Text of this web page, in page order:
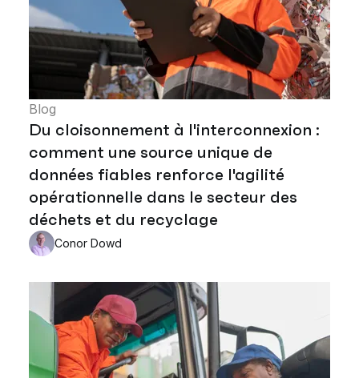
Blog
Du cloisonnement à l'interconnexion :
comment une source unique de
données fiables renforce l'agilité
opérationnelle dans le secteur des
déchets et du recyclage
Conor Dowd